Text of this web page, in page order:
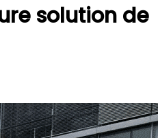
solution de